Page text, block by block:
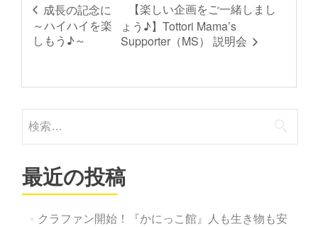
成長の記念に
～ハイハイを楽
しもう♪～
【楽しい企画をご一緒しまし
ょう♪】Tottori Mama’s
Supporter（MS） 説明会
索:
最近の投稿
クラファン開始！『かにっこ館』人も生き物も安